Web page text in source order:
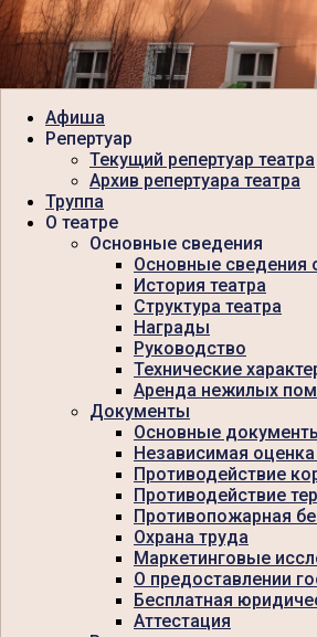
Афиша
Репертуар
Текущий репертуар театра
Архив репертуара театра
Труппа
О театре
Основные сведения
Основные сведения
История театра
Структура театра
Награды
Руководство
Технические
Аренда нежилых
Документы
Основные
Независимая
Противодействие
Противодействие
Противопожарная
Охрана труда
Маркетинговые
О предоставлении
Бесплатная
Аттестация